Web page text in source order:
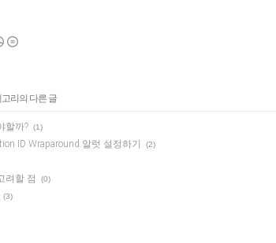
고리의 다른 글
할까? (1)
ID Wraparound 알럿 설정하기 (2)
려할 점 (0)
(3)